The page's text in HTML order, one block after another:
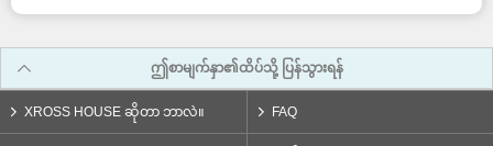
ဤစာမျက်နှာ၏ထိပ်သို့ ပြန်သွားရန်
XROSS HOUSE ဆိုတာ ဘာလဲ။ FAQ